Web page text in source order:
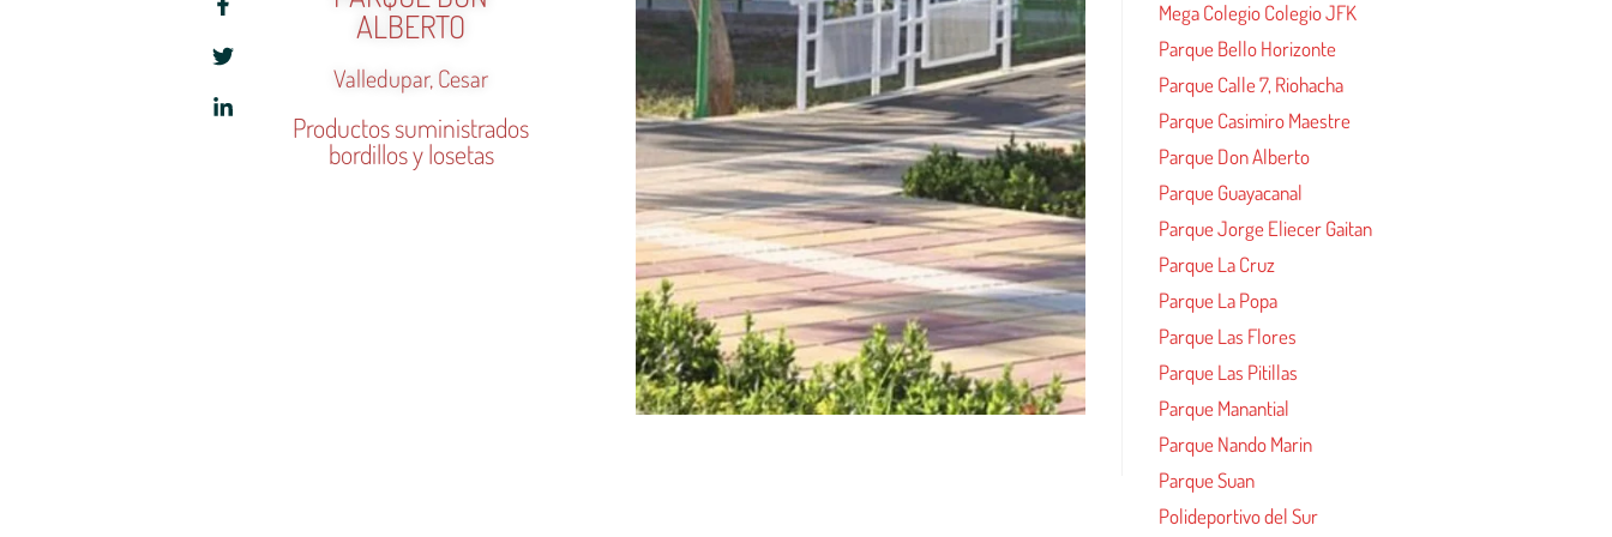
ALBERTO
Valledupar, Cesar
Productos suministrados
bordillos y losetas
Mega Colegio Colegio JFK
Parque Bello Horizonte
Parque Calle 7, Riohacha
Parque Casimiro Maestre
Parque Don Alberto
Parque Guayacanal
Parque Jorge Eliecer Gaitan
Parque La Cruz
Parque La Popa
Parque Las Flores
Parque Las Pitillas
Parque Manantial
Parque Nando Marin
Parque Suan
Polideportivo del Sur